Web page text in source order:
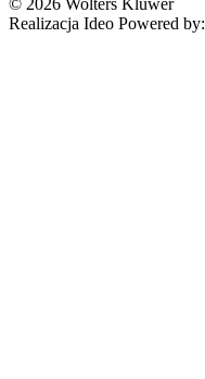
Realizacja Ideo Powered by: